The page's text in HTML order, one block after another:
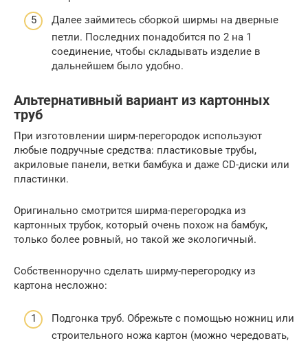
Далее займитесь сборкой ширмы на дверные
петли. Последних понадобится по 2 на 1
соединение, чтобы складывать изделие в
дальнейшем было удобно.
Альтернативный вариант из картонных
труб
При изготовлении ширм-перегородок используют
любые подручные средства: пластиковые трубы,
акриловые панели, ветки бамбука и даже CD-диски или
пластинки.
Оригинально смотрится ширма-перегородка из
картонных трубок, который очень похож на бамбук,
только более ровный, но такой же экологичный.
Собственноручно сделать ширму-перегородку из
картона несложно:
Подгонка труб. Обрежьте с помощью ножниц или
строительного ножа картон (можно чередовать,